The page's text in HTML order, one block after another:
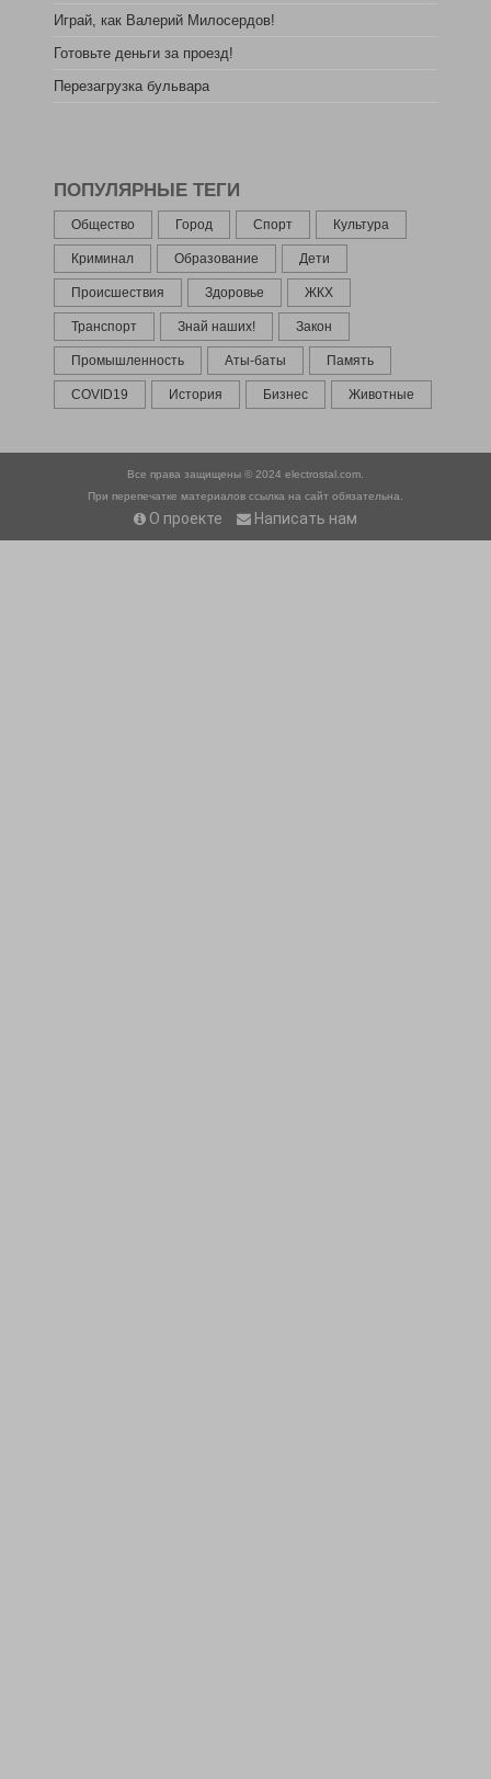
Играй, как Валерий Милосердов!
Готовьте деньги за проезд!
Перезагрузка бульвара
ПОПУЛЯРНЫЕ ТЕГИ
Общество Город Спорт Культура
Криминал Образование Дети
Происшествия Здоровье ЖКХ
Транспорт Знай наших! Закон
Промышленность Аты-баты Память
COVID19 История Бизнес Животные
Все права защищены © 2024 electrostal.com.
При перепечатке материалов ссылка на сайт обязательна.
О проекте Написать нам